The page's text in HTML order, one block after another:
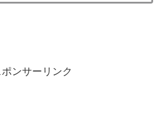
ポンサーリンク